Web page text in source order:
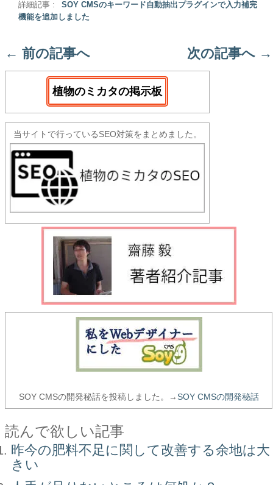
詳細記事 :
SOY CMSのキーワード自動抽出プラグインで入力補完
機能を追加しました
← 前の記事へ 次の記事へ →
植物のミカタの掲示板
当サイトで行っているSEO対策をまとめました。
SOY CMSの開発秘話を投稿しました。→SOY CMSの開発秘話
読んで欲しい記事
昨今の肥料不足に関して改善する余地は大
きい